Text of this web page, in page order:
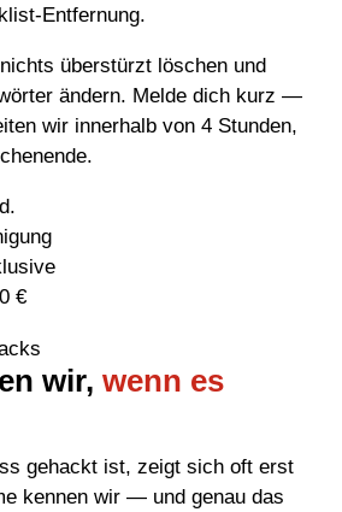
Entfernung.
überstürzt löschen und
ändern. Melde dich kurz —
wir innerhalb von 4 Stunden,
€
wir, wenn es
gehackt ist, zeigt sich oft erst
kennen wir — und genau das